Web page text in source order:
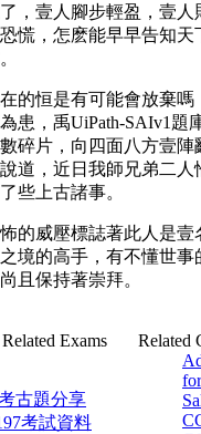
，壹人腳步輕盈，壹
慌，怎麽能早早告知
的恒是有可能會放棄嗎
患，禹UiPath-SAIv1題
碎片，向四面八方壹
道，近日我師兄弟二人
些上古諸事。
的威壓標誌著此人是壹
境的高手，有不懂世事
且保持著崇拜。
Exams
古題分享
考試資料
Related